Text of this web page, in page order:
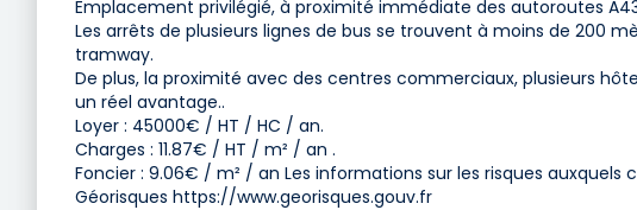
Emplacement privilégié, à proximité immédiate des autoroutes
Les arrêts de plusieurs lignes de bus se trouvent à moins de 200
tramway.
De plus, la proximité avec des centres commerciaux, plusieurs
un réel avantage..
Loyer : 45000€ / HT / HC / an.
Charges : 11.87€ / HT / m² / an .
Foncier : 9.06€ / m² / an Les informations sur les risques auxquels
Géorisques https://www.georisques.gouv.fr